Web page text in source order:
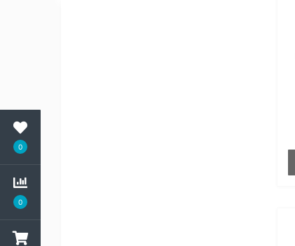
0
0